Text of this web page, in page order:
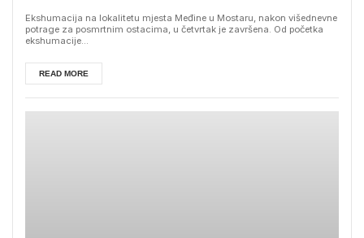
Ekshumacija na lokalitetu mjesta Međine u Mostaru, nakon višednevne
potrage za posmrtnim ostacima, u četvrtak je završena. Od početka
ekshumacije...
READ MORE